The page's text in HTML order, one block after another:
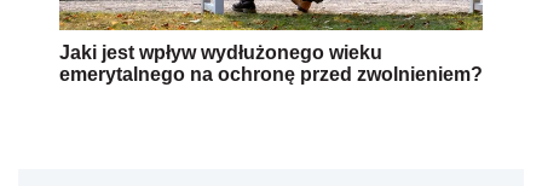
Jaki jest wpływ wydłużonego wieku
emerytalnego na ochronę przed zwolnieniem?